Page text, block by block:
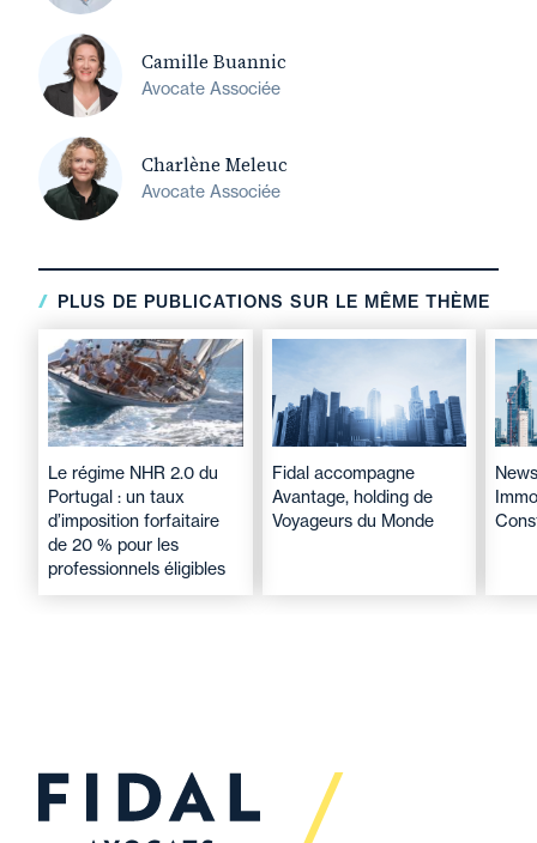
Camille Buannic
Avocate Associée
Charlène Meleuc
Avocate Associée
PLUS DE PUBLICATIONS SUR LE MÊME THÈME
Le régime NHR 2.0 du
Portugal : un taux
d’imposition forfaitaire
de 20 % pour les
professionnels éligibles
Fidal accompagne
Avantage, holding de
Voyageurs du Monde